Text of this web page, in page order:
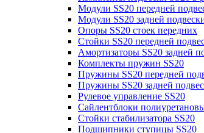
Модули SS20 передней
Модули SS20 задней
Опоры SS20 стоек передних
Стойки SS20 передней
Амортизаторы SS20 задней
Комплекты пружин SS20
Пружины SS20 передней
Пружины SS20 задней
Рулевое управление SS20
Сайлентблоки
Стойки стабилизатора SS20
Подшипники ступицы SS20